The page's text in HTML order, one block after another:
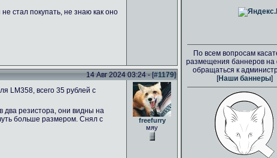
стал покупать, не знаю как оно
14 Авг 2024 03:24 - [#1179]
LM358, всего 35 рублей с
два резистора, они видны на
больше размером. Снял с
freefurry
мяу
По всем вопросам
размещения баннеров на
обращаться к
[Наши баннеры]